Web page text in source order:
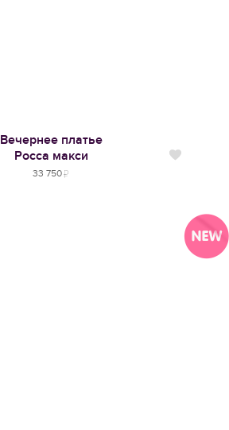
Вечернее платье
Росса макси
33 750